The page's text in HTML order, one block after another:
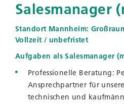
Salesmanager
Standort Mannheim:
Vollzeit / unbefristet
Aufgaben als Salesmanager
Professionelle Beratung:
Ansprechpartner für
technischen und